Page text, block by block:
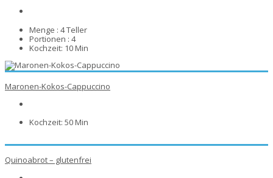
Menge : 4 Teller
Portionen : 4
Kochzeit: 10 Min
Maronen-Kokos-Cappuccino
Kochzeit: 50 Min
Quinoabrot – glutenfrei